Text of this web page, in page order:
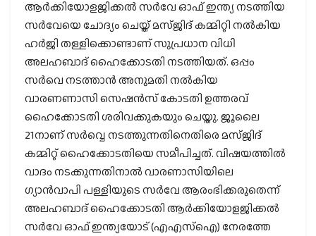
ആര്‍ക്കിയോളജിക്കല്‍ സര്‍വേ ഓഫ് ഇന്ത്യ നടത്തിയ
സര്‍വേയെ ചോദ്യം ചെയ്ത് മസ്ജിദ് കമ്മിറ്റി നല്‍കിയ
ഹര്‍ജി തള്ളിക്കൊണ്ടാണ് സുപ്രധാന വിധി
അലഹബാദ് ഹൈക്കോടതി നടത്തിയത്. ഒപ്പം
സര്‍വെ നടത്താന്‍ അനുമതി നല്‍കിയ
വാരണണാസി സെഷന്‍സ് കോടതി ഉത്തരവ്
ഹൈക്കോടതി ശരിവക്കുകയും ചെയ്തു. ജൂലൈ
21നാണ് സര്‍വ്വെ നടത്തുന്നതിനെതിരെ മസ്ജിദ്
കമ്മിറ്റ് ഹൈക്കോടതിയെ സമീപിച്ചത്. വിഷയത്തില്‍
വാദം നടക്കുന്നതിനാല്‍ വാരണാസിയിലെ
ഗ്യാന്‍വാപി പള്ളിയുടെ സര്‍വേ ആരംഭിക്കരുതെന്ന്
അലഹബാദ് ഹൈക്കോടതി ആര്‍ക്കിയോളജിക്കല്‍
സര്‍വേ ഓഫ് ഇന്ത്യയോട് (എഎസ്ഐ) നേരത്തേ